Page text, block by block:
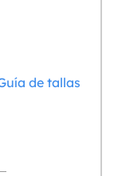
de tallas